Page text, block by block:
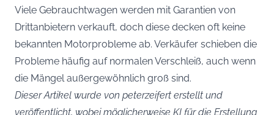
Viele Gebrauchtwagen werden mit Garantien von
Drittanbietern verkauft, doch diese decken oft keine
bekannten Motorprobleme ab. Verkäufer schieben die
Probleme häufig auf normalen Verschleiß, auch wenn
die Mängel außergewöhnlich groß sind.
Dieser Artikel wurde von peterzeifert erstellt und
veröffentlicht, wobei möglicherweise KI für die Erstellung